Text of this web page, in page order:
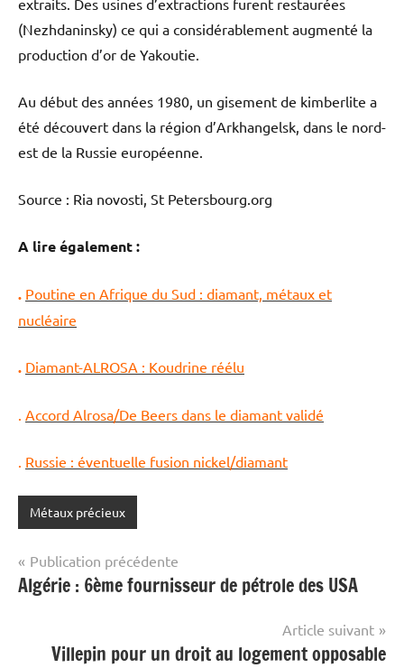
(Nezhdaninsky) ce qui a considérablement augmenté la
production d’or de Yakoutie.
Au début des années 1980, un gisement de kimberlite a
été découvert dans la région d’Arkhangelsk, dans le nord-
est de la Russie européenne.
Source : Ria novosti, St Petersbourg.org
A lire également :
. Poutine en Afrique du Sud : diamant, métaux et
nucléaire
. Diamant-ALROSA : Koudrine réélu
Accord Alrosa/De Beers dans le diamant validé
Russie : éventuelle fusion nickel/diamant
Métaux précieux
Navigation
de
Publication précédente
Algérie : 6ème fournisseur de pétrole des USA
Article suivant
Villepin pour un droit au logement opposable